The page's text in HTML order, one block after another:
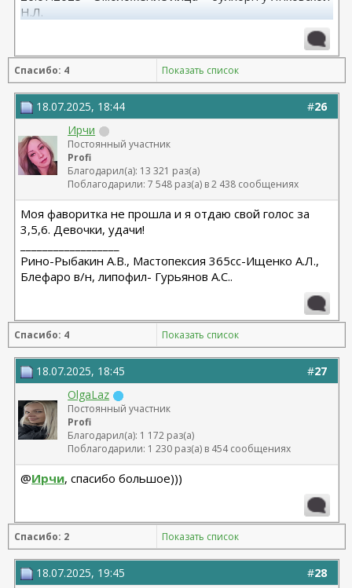
Н.Л.
Спасибо: 4 Показать список
#26
18.07.2025, 18:44
Ирчи
Постоянный участник
Profi
Благодарил(а): 13 321 раз(а)
Поблагодарили: 7 548 раз(а) в 2 438 сообщениях
Моя фаворитка не прошла и я отдаю свой голос за
3,5,6. Девочки, удачи!
Рино-Рыбакин А.В., Мастопексия 365сс-Ищенко А.Л.,
Блефаро в/н, липофил- Гурьянов А.С..
Спасибо: 4 Показать список
#27
18.07.2025, 18:45
OlgaLaz
Постоянный участник
Profi
Благодарил(а): 1 172 раз(а)
Поблагодарили: 1 230 раз(а) в 454 сообщениях
@Ирчи, спасибо большое)))
Спасибо: 2 Показать список
#28
18.07.2025, 19:45